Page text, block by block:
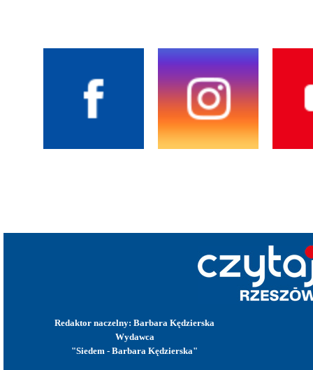
Redaktor naczelny: Barbara Kędzierska
Wydawca
"Siedem - Barbara Kędzierska"